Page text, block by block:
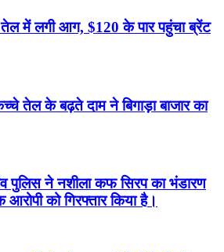
में लगी आग, $120 के पार पहुंचा ब्रेंट
तेल के बढ़ते दाम ने बिगाड़ा बाजार का
पुलिस ने नशीला कफ सिरप का भंडारण
को गिरफ्तार किया है।